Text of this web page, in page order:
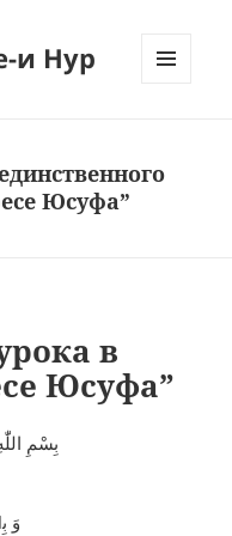
и Нур
Юсуфа”
в
Юсуфа”
بِسْمِ
وَ